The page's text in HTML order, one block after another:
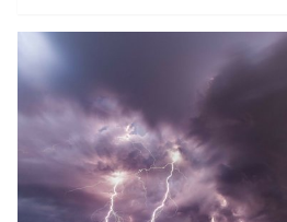
Australii.Taka kumulacja zjawisk
O ile Superpełnię możemy
następne zaćmienie księżyca
tym razem obserwować będzie
centralnej Azji.